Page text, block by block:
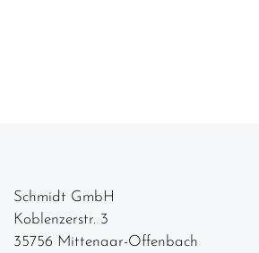
Schmidt GmbH
Koblenzerstr. 3
35756 Mittenaar-Offenbach